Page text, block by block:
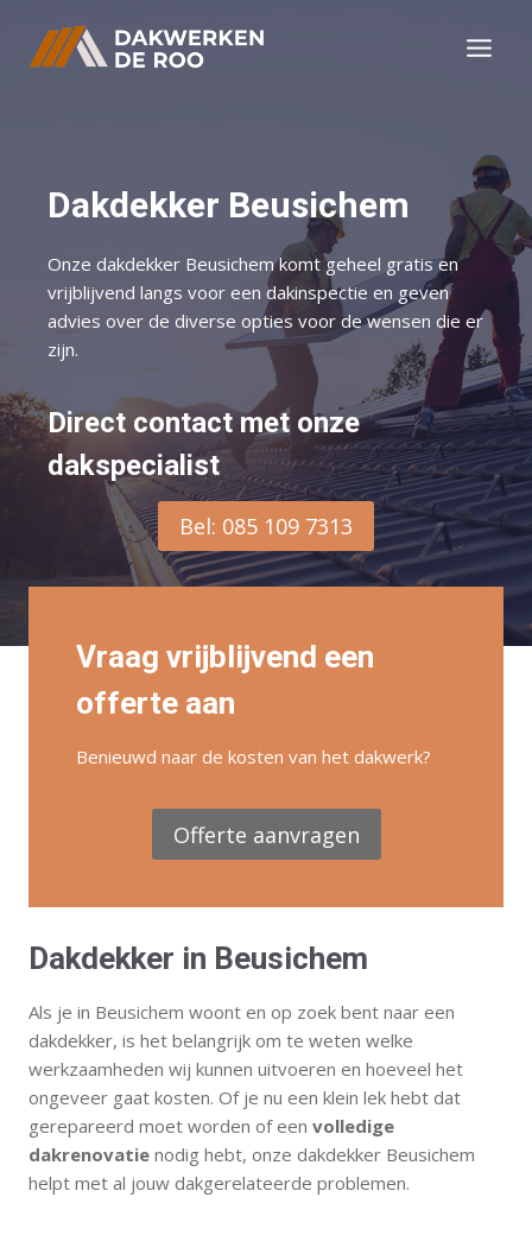
inhoud
Dakdekker Beusichem
Onze dakdekker Beusichem komt geheel gratis en
vrijblijvend langs voor een dakinspectie en geven
advies over de diverse opties voor de wensen die er
zijn.
Direct contact met onze
dakspecialist
Bel: 085 109 7313
Vraag vrijblijvend een
offerte aan
Benieuwd naar de kosten van het dakwerk?
Offerte aanvragen
Dakdekker in Beusichem
Als je in Beusichem woont en op zoek bent naar een
dakdekker, is het belangrijk om te weten welke
werkzaamheden wij kunnen uitvoeren en hoeveel het
ongeveer gaat kosten. Of je nu een klein lek hebt dat
gerepareerd moet worden of een volledige
dakrenovatie nodig hebt, onze dakdekker Beusichem
helpt met al jouw dakgerelateerde problemen.